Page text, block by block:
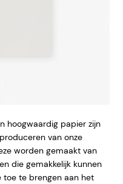
hoogwaardig papier zijn
van onze
worden gemaakt van
die gemakkelijk kunnen
toe te brengen aan het